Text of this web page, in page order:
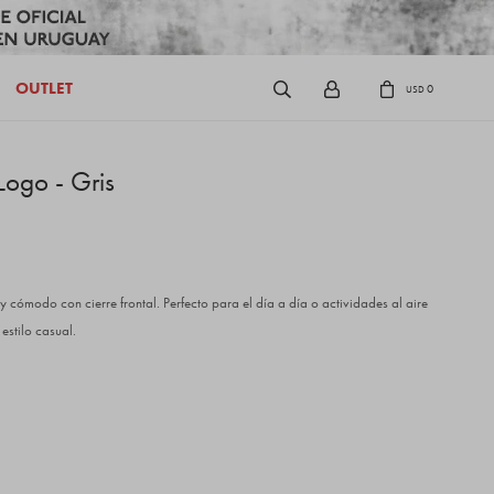
OUTLET USD0
- Gris
cómodo con cierre frontal. Perfecto para el día a día o actividades al aire
casual.